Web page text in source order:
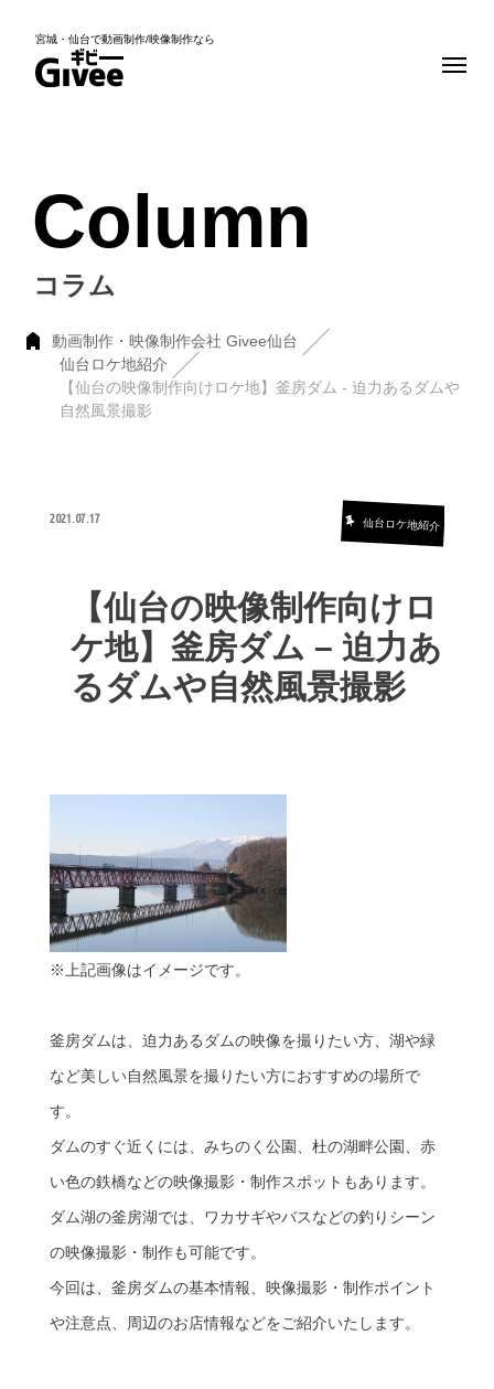
宮城・仙台で動画制作/映像制作なら
Column
コラム
動画制作・映像制作会社 Givee仙台
仙台ロケ地紹介
【仙台の映像制作向けロケ地】釜房ダム - 迫力あるダムや
自然風景撮影
2021.07.17 仙台ロケ地紹介
【仙台の映像制作向けロ
ケ地】釜房ダム – 迫力あ
るダムや自然風景撮影
※上記画像はイメージです。
釜房ダムは、迫力あるダムの映像を撮りたい方、湖や緑
など美しい自然風景を撮りたい方におすすめの場所で
す。
ダムのすぐ近くには、みちのく公園、杜の湖畔公園、赤
い色の鉄橋などの映像撮影・制作スポットもあります。
ダム湖の釜房湖では、ワカサギやバスなどの釣りシーン
の映像撮影・制作も可能です。
今回は、釜房ダムの基本情報、映像撮影・制作ポイント
や注意点、周辺のお店情報などをご紹介いたします。